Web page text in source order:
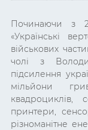
Починаючи з
«Українські
військових
чолі з
підсилення
мільйони
квадроциклів,
принтери,
різноманітне